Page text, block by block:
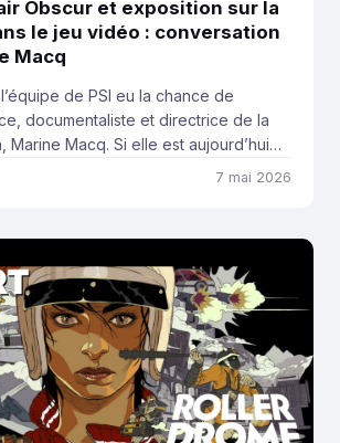
Obscur et exposition sur la
le jeu vidéo : conversation
Macq
de PSI eu la chance de
documentaliste et directrice de la
Marine Macq. Si elle est aujourd’hui
du public pour avoir été l’autrice
7 mai 2026